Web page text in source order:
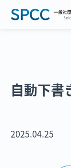
活動 / 取り組み
自動下書
2025.04.25